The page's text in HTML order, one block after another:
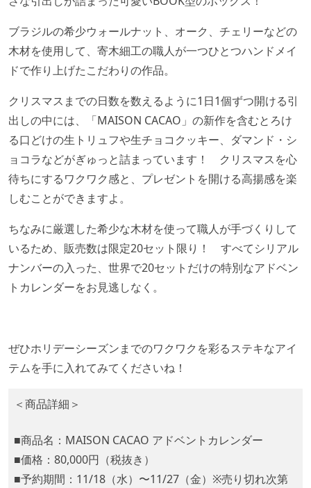
ブラジルの希少ウォールナット、オーク、チェリーなどの
木材を使用して、寄木細工の職人が一つひとつハンドメイ
ドで作り上げたこだわりの作品。
クリスマスまでの日数を数えるように1日1個ずつ開ける引
出しの中には、「MAISON CACAO」の新作を含むとろけ
る口どけの生トリュフや生チョコクッキー、ダマンド・シ
ョコラなどがぎゅっと詰まっています！ クリスマスを心
待ちにするワクワク感と、プレゼントを開ける高揚感を楽
しむことができますよ。
ちなみに厳選した希少な木材を使って職人が手づくりして
いるため、販売数は限定20セット限り！ すべてシリアル
ナンバーの入った、世界で20セットだけの特別なアドベン
トカレンダーをお見逃しなく。
ぜひホリデーシーズンまでのワクワクを彩るステキなアイ
テムを手に入れてみてくださいね！
＜商品詳細＞
■商品名：MAISON CACAO アドベントカレンダー
■価格：80,000円（税抜き）
■予約期間：11/18（水）〜11/27（金）※売り切れ次第